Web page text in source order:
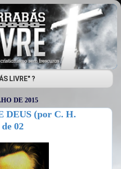
DE 2015
DEUS (por C. H.
02